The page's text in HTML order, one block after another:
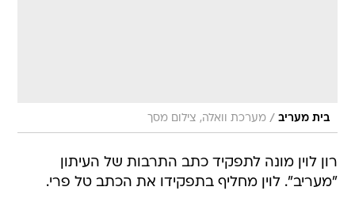
בית מעריב / מערכת וואלה, צילום מסך
רון לוין מונה לתפקיד כתב התרבות של העיתון
"מעריב". לוין מחליף בתפקידו את הכתב טל פרי.